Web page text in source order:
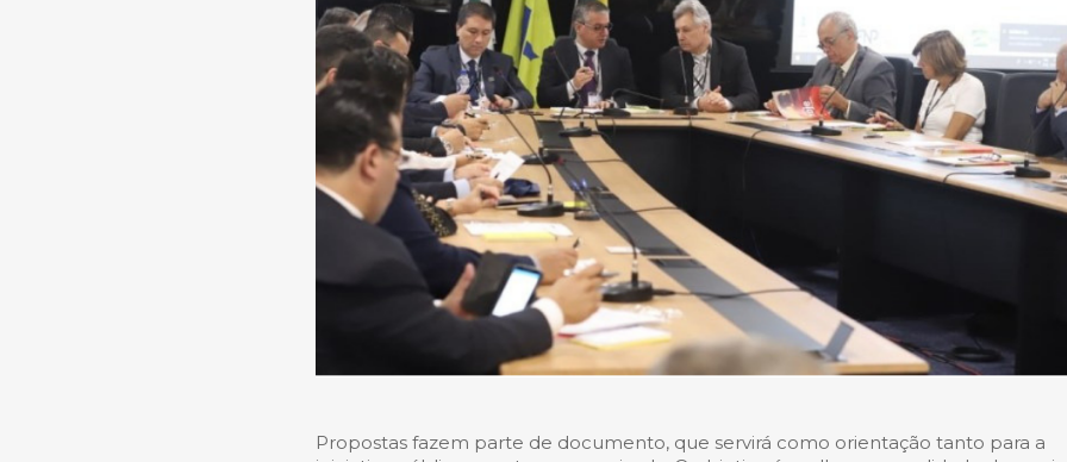
Propostas fazem parte de documento, que servirá como orientação tanto para a